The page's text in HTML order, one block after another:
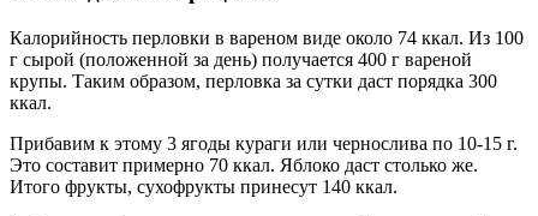
Калорийность перловки в вареном виде около 74 ккал. Из 100
г сырой (положенной за день) получается 400 г вареной
крупы. Таким образом, перловка за сутки даст порядка 300
ккал.
Прибавим к этому 3 ягоды кураги или чернослива по 10-15 г.
Это составит примерно 70 ккал. Яблоко даст столько же.
Итого фрукты, сухофрукты принесут 140 ккал.